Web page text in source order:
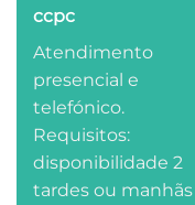
ccpc
Atendimento
presencial e
telefónico.
Requisitos:
disponibilidade 2
tardes ou manhãs